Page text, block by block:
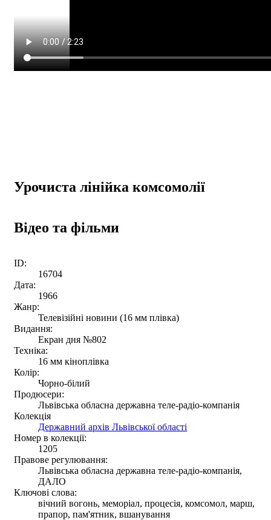
Урочиста лінійка комсомолії
Відео та фільми
ID:
16704
Дата:
1966
Жанр:
Телевізійні новини (16 мм плівка)
Видання:
Екран дня №802
Техніка:
16 мм кіноплівка
Колір:
Чорно-білий
Продюсери:
Львівська обласна державна теле-радіо-компанія
Колекція
Державний архів Львівської області
Номер в колекції:
1205
Правове регулювання:
Львівська обласна державна теле-радіо-компанія,
ДАЛО
Ключові слова:
вічний вогонь, меморіал, процесія, комсомол, марш,
прапор, пам'ятник, вшанування